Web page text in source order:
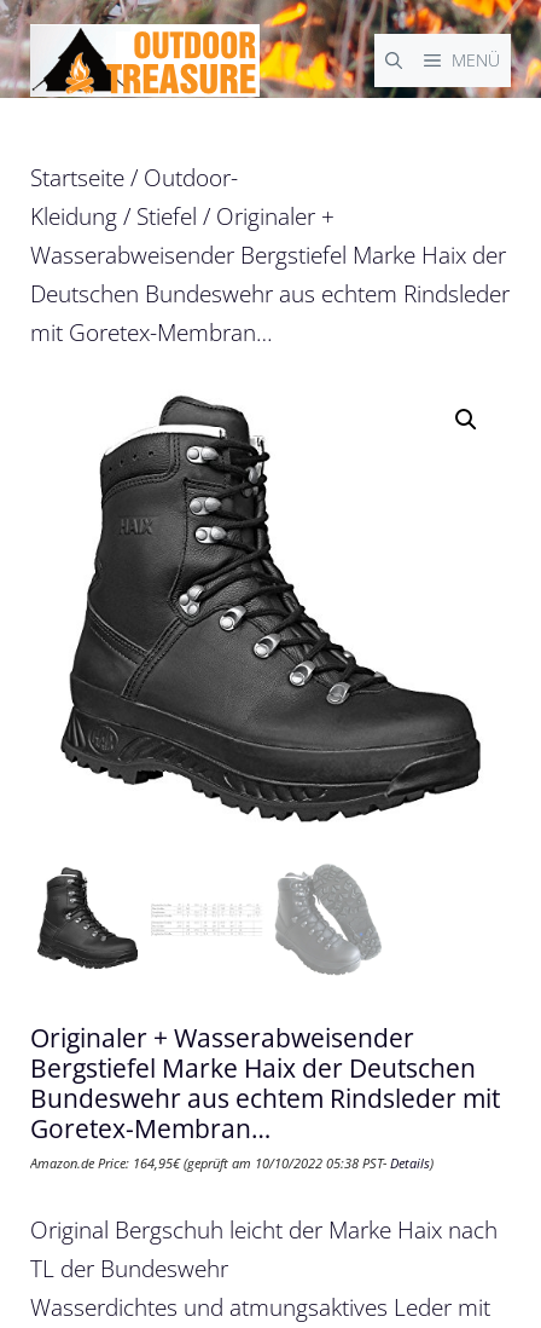
Zum
Inhalt
springen
MENÜ
Startseite/ Outdoor-
Kleidung/ Stiefel / Originaler +
Wasserabweisender Bergstiefel Marke Haix der
Deutschen Bundeswehr aus echtem Rindsleder
mit Goretex-Membran…
Originaler + Wasserabweisender
Bergstiefel Marke Haix der Deutschen
Bundeswehr aus echtem Rindsleder mit
Goretex-Membran…
Amazon.de Price: 164,95€(geprüft am 10/10/2022 05:38 PST- Details)
Original Bergschuh leicht der Marke Haix nach
TL der Bundeswehr
Wasserdichtes und atmungsaktives Leder mit